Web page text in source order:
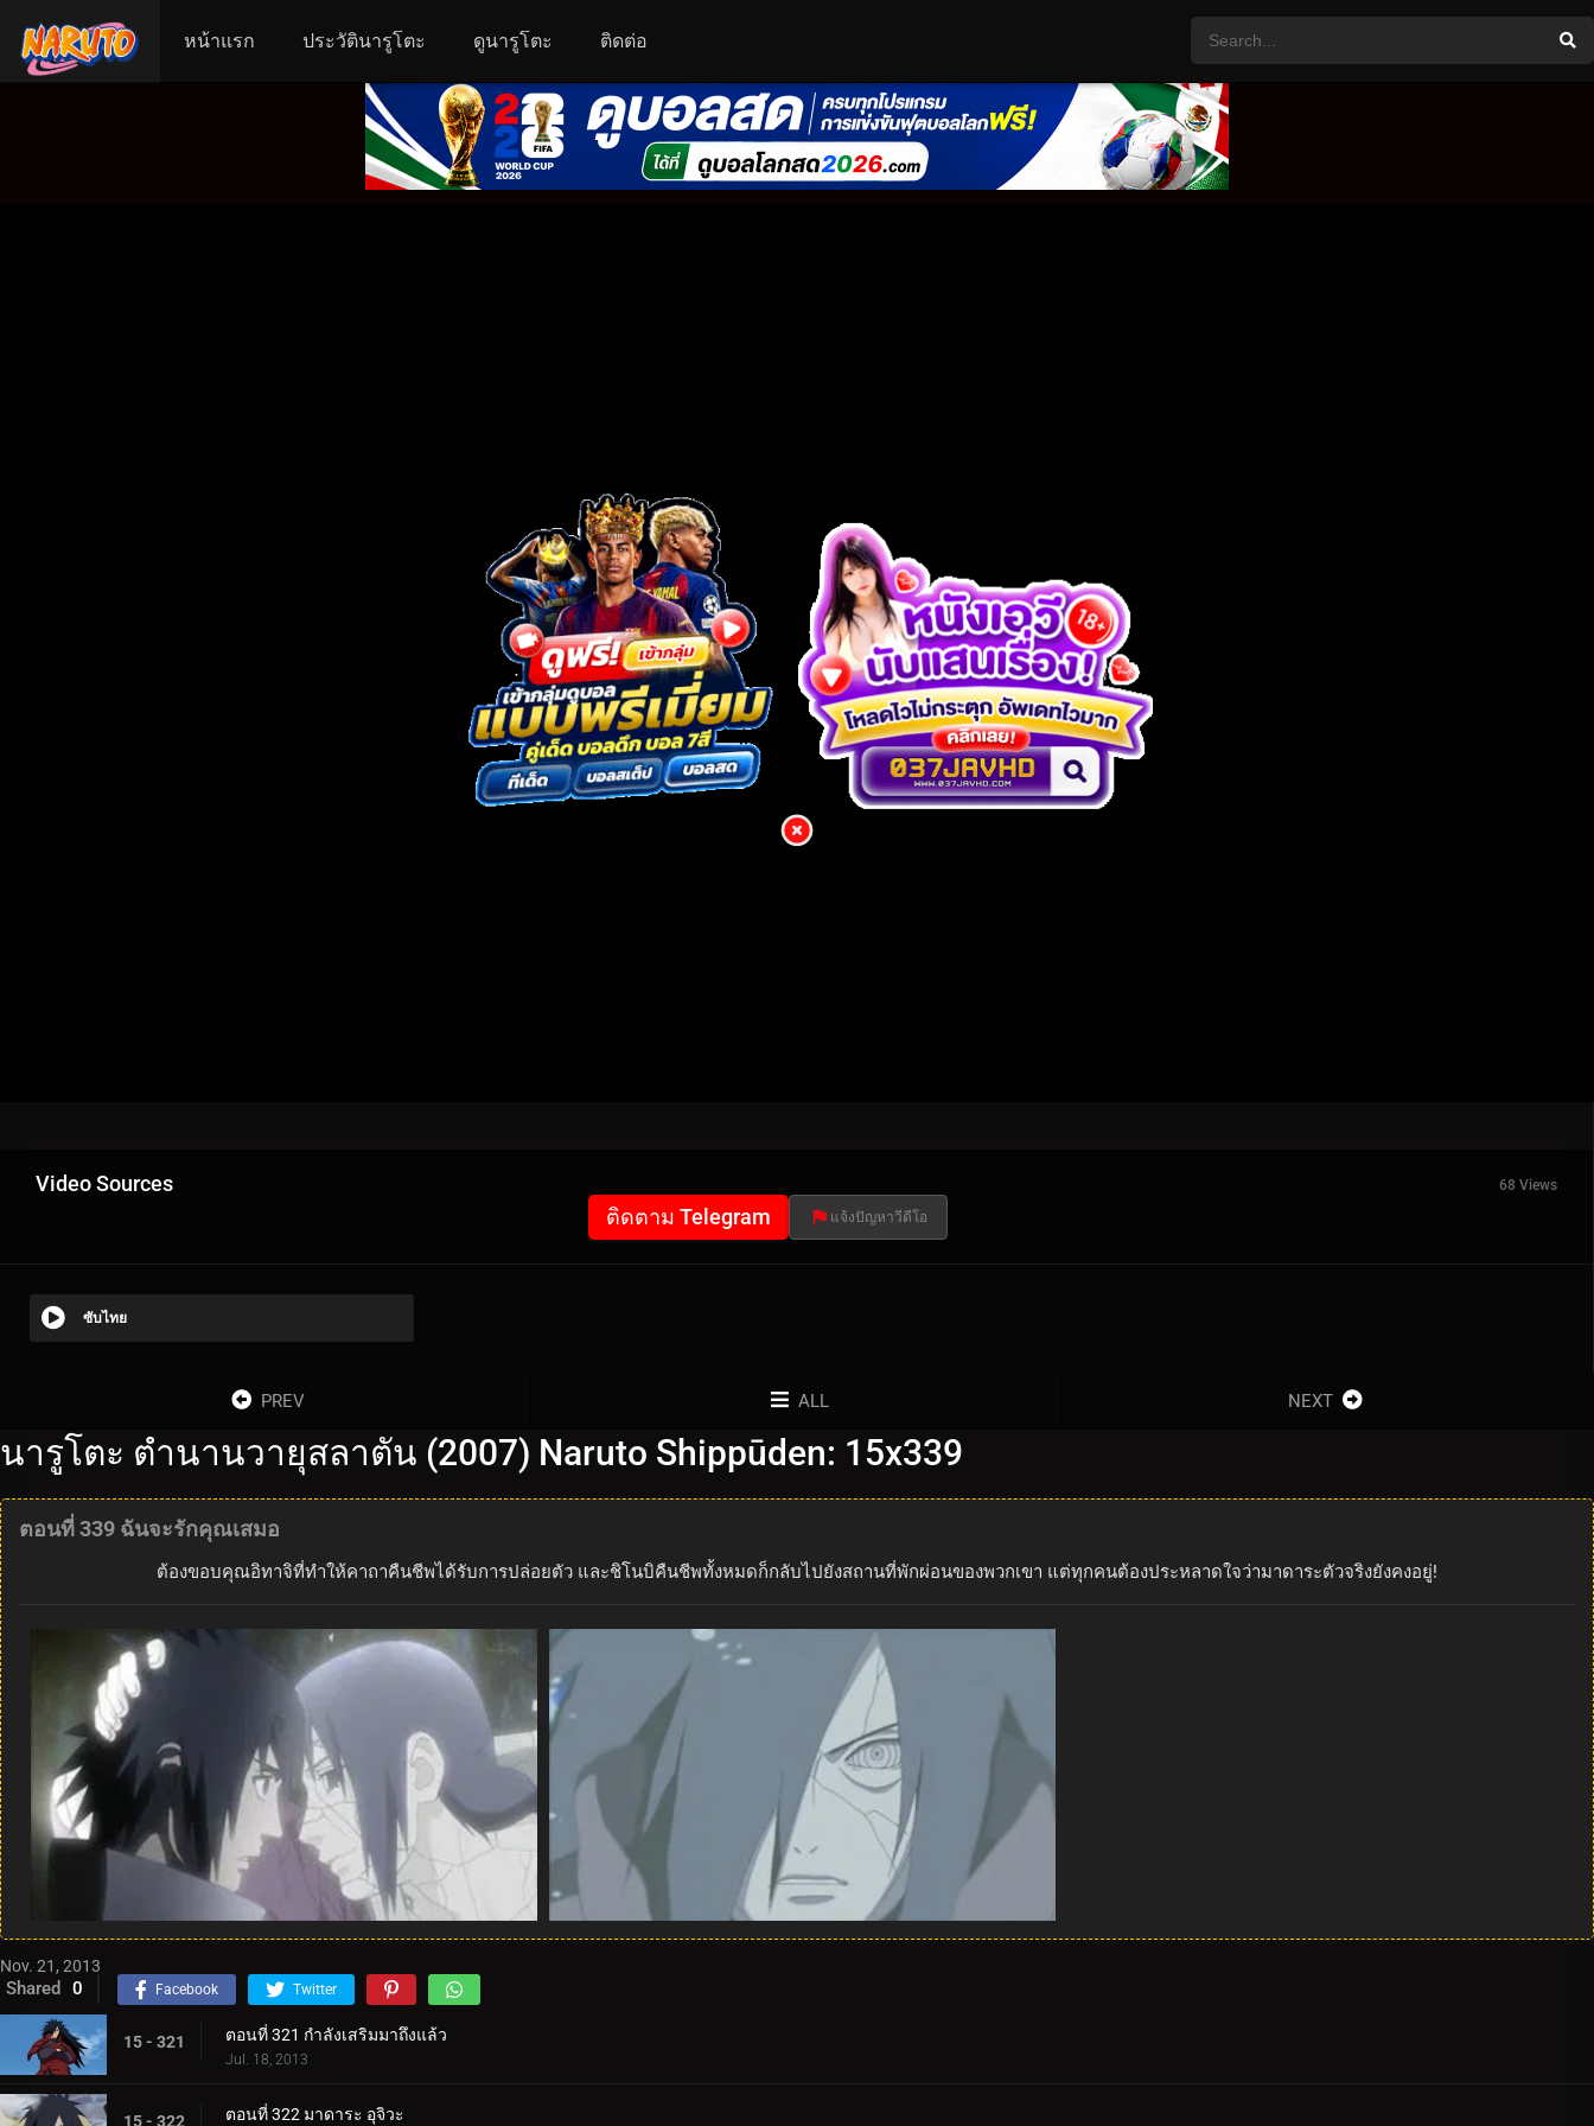
หน้าแรก ประวัตินารูโตะ ดูนารูโตะ ติดต่อ
Video Sources 68 Views
ติดตาม Telegram แจ้งปัญหาวีดีโอ
ซับไทย
PREV ALL NEXT
นารูโตะ ตำนานวายุสลาตัน (2007) Naruto Shippūden: 15x339
ตอนที่ 339 ฉันจะรักคุณเสมอ
ต้องขอบคุณอิทาจิที่ทำให้คาถาคืนชีพได้รับการปล่อยตัว และชิโนบิคืนชีพทั้งหมดก็กลับไปยังสถานที่พักผ่อนของพวกเขา แต่ทุกคนต้องประหลาดใจว่ามาดาระตัวจริงยังคงอยู่!
Nov. 21, 2013
Shared 0 Facebook Twitter
15 - 321 ตอนที่ 321 กำลังเสริมมาถึงแล้ว
Jul. 18, 2013
15 - 322 ตอนที่ 322 มาดาระ อุจิวะ